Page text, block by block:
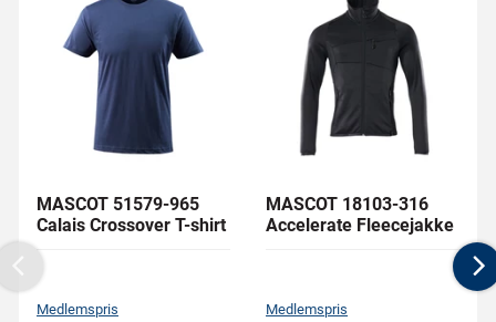
MASCOT 51579-965
Calais Crossover T-shirt
Medlemspris
MASCOT 18103-316
Accelerate Fleecejakke
Medlemspris
Previous